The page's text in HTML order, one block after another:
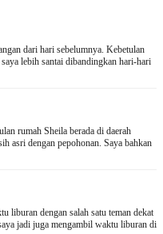
dari hari sebelumnya. Kebetulan
lebih santai dibandingkan hari-hari
rumah Sheila berada di daerah
asri dengan pepohonan. Saya bahkan
liburan dengan salah satu teman dekat
jadi juga mengambil waktu liburan di